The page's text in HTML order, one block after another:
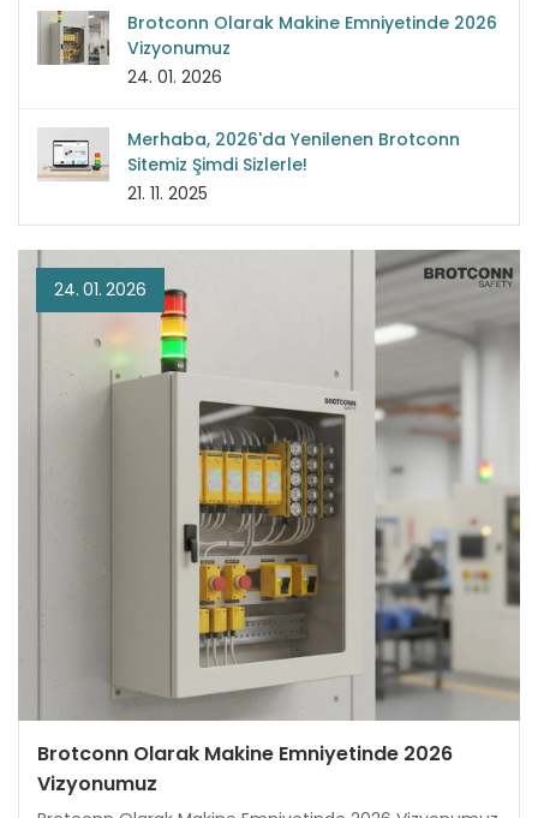
24. 01. 2026
Brotconn Olarak Makine Emniyetinde 2026
Vizyonumuz
Brotconn Olarak Makine Emniyetinde 2026
Vizyonumuz
24. 01. 2026
Merhaba, 2026'da Yenilenen Brotconn
Sitemiz Şimdi Sizlerle!
21. 11. 2025